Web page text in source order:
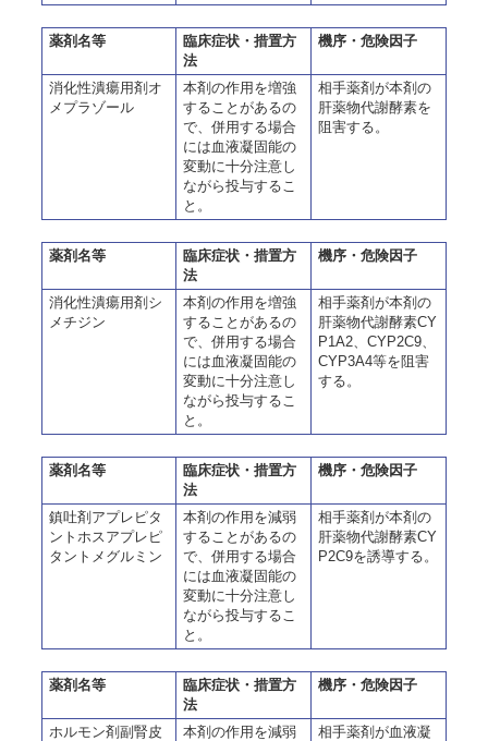
薬剤名等
臨床症状・措置方
法
機序・危険因子
消化性潰瘍用剤オ
メプラゾール
本剤の作用を増強
することがあるの
で、併用する場合
には血液凝固能の
変動に十分注意し
ながら投与するこ
と。
相手薬剤が本剤の
肝薬物代謝酵素を
阻害する。
薬剤名等
臨床症状・措置方
法
機序・危険因子
消化性潰瘍用剤シ
メチジン
本剤の作用を増強
することがあるの
で、併用する場合
には血液凝固能の
変動に十分注意し
ながら投与するこ
と。
相手薬剤が本剤の
肝薬物代謝酵素CY
P1A2、CYP2C9、
CYP3A4等を阻害
する。
薬剤名等
臨床症状・措置方
法
機序・危険因子
鎮吐剤アプレピタ
ントホスアプレピ
タントメグルミン
本剤の作用を減弱
することがあるの
で、併用する場合
には血液凝固能の
変動に十分注意し
ながら投与するこ
と。
相手薬剤が本剤の
肝薬物代謝酵素CY
P2C9を誘導する。
薬剤名等
臨床症状・措置方
法
機序・危険因子
ホルモン剤副腎皮
本剤の作用を減弱
相手薬剤が血液凝